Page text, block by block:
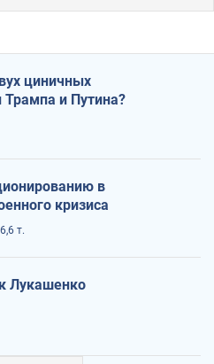
циничных
Трампа и Путина?
в
кризиса
т.
Лукашенко